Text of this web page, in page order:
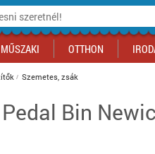
Sport akciók
MŰSZAKI OTTHON
Építkezés
Szerszám,
Fitneszközpont
Szemetes, zsák
Bin